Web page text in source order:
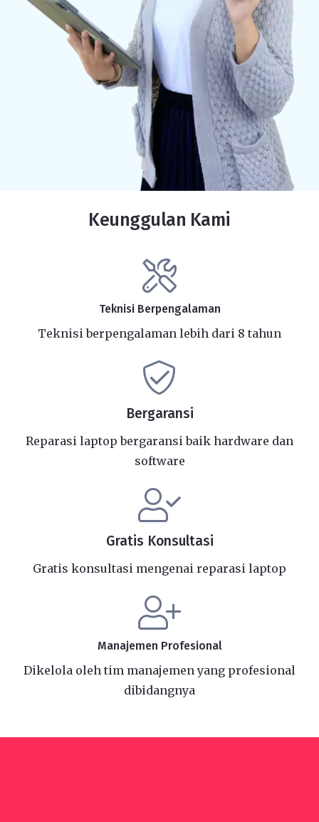
Keunggulan Kami
Teknisi Berpengalaman
Teknisi berpengalaman lebih dari 8 tahun
Bergaransi
Reparasi laptop bergaransi baik hardware dan
software
Gratis Konsultasi
Gratis konsultasi mengenai reparasi laptop
Manajemen Profesional
Dikelola oleh tim manajemen yang profesional
dibidangnya